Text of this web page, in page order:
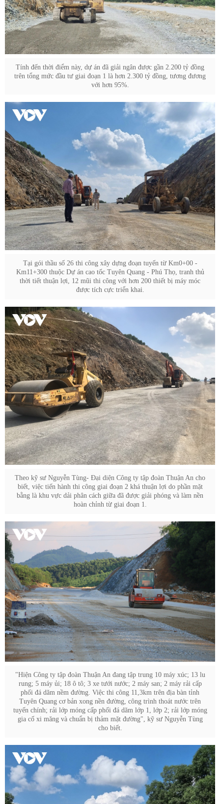
Tính đến thời điểm này, dự án đã giải ngân được gần 2.200 tỷ đồng
trên tổng mức đầu tư giai đoạn 1 là hơn 2.300 tỷ đồng, tương đương
với hơn 95%.
Tại gói thầu số 26 thi công xây dựng đoạn tuyến từ Km0+00 -
Km11+300 thuộc Dự án cao tốc Tuyên Quang - Phú Thọ, tranh thủ
thời tiết thuận lợi, 12 mũi thi công với hơn 200 thiết bị máy móc
được tích cực triển khai.
Theo kỹ sư Nguyễn Tùng- Đại diện Công ty tập đoàn Thuận An cho
biết, việc tiến hành thi công giai đoạn 2 khá thuận lợi do phần mặt
bằng là khu vực dải phân cách giữa đã được giải phóng và làm nền
hoàn chỉnh từ giai đoạn 1.
"Hiện Công ty tập đoàn Thuận An đang tập trung 10 máy xúc; 13 lu
rung; 5 máy ủi; 18 ô tô; 3 xe tưới nước; 2 máy san; 2 máy rải cấp
phối đá dăm nềm đường. Việc thi công 11,3km trên địa bàn tỉnh
Tuyên Quang cơ bản xong nền đường, công trình thoát nước trên
tuyến chính; rải lớp móng cấp phối đá dăm lớp 1, lớp 2; rải lớp móng
gia cố xi măng và chuẩn bị thảm mặt đường", kỹ sư Nguyễn Tùng
cho biết.